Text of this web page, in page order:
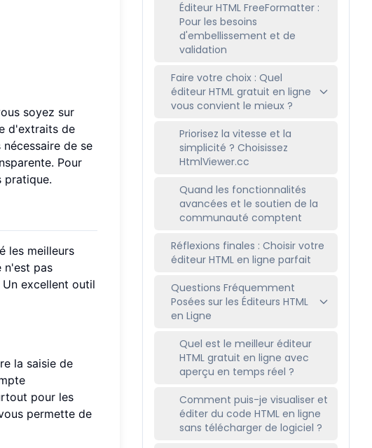
soyez sur
d'extraits de
de se
Pour
pratique.
les meilleurs
n'est pas
excellent outil
la saisie de
pour les
permette de
Éditeur HTML FreeFormatter :
Pour les besoins
d'embellissement et de
validation
Faire votre choix : Quel
éditeur HTML gratuit en ligne
vous convient le mieux ?
Priorisez la vitesse et la
simplicité ? Choisissez
HtmlViewer.cc
Quand les fonctionnalités
avancées et le soutien de la
communauté comptent
Réflexions finales : Choisir votre
éditeur HTML en ligne parfait
Questions Fréquemment
Posées sur les Éditeurs HTML
en Ligne
Quel est le meilleur éditeur
HTML gratuit en ligne avec
aperçu en temps réel ?
Comment puis-je visualiser et
éditer du code HTML en ligne
sans télécharger de logiciel ?